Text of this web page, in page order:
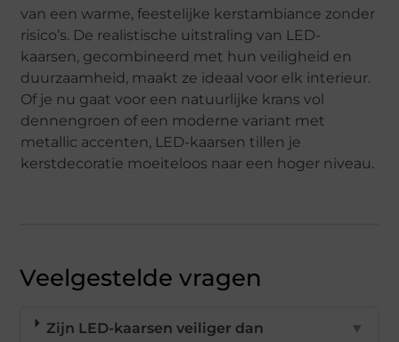
van een warme, feestelijke kerstambiance zonder
risico’s. De realistische uitstraling van LED-
kaarsen, gecombineerd met hun veiligheid en
duurzaamheid, maakt ze ideaal voor elk interieur.
Of je nu gaat voor een natuurlijke krans vol
dennengroen of een moderne variant met
metallic accenten, LED-kaarsen tillen je
kerstdecoratie moeiteloos naar een hoger niveau.
Veelgestelde vragen
Zijn LED-kaarsen veiliger dan
▼